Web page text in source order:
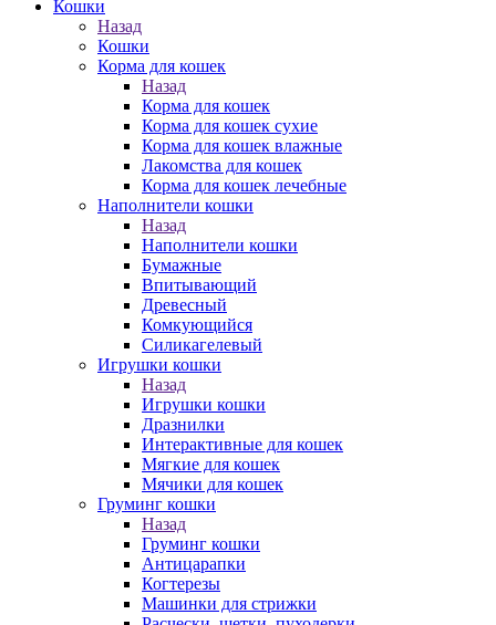
Кошки
Назад
Кошки
Корма для кошек
Назад
Корма для кошек
Корма для кошек сухие
Корма для кошек влажные
Лакомства для кошек
Корма для кошек лечебные
Наполнители кошки
Назад
Наполнители кошки
Бумажные
Впитывающий
Древесный
Комкующийся
Силикагелевый
Игрушки кошки
Назад
Игрушки кошки
Дразнилки
Интерактивные для кошек
Мягкие для кошек
Мячики для кошек
Груминг кошки
Назад
Груминг кошки
Антицарапки
Когтерезы
Машинки для стрижки